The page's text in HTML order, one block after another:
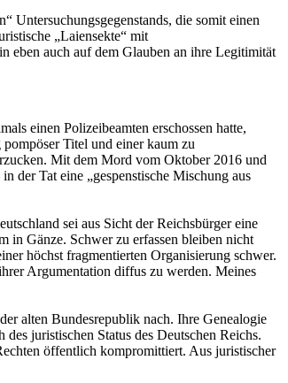
Untersuchungsgegenstands, die somit einen
„Laiensekte“ mit
eben auch auf dem Glauben an ihre Legitimität
einen Polizeibeamten erschossen hatte,
Titel und einer kaum zu
Mit dem Mord vom Oktober 2016 und
der Tat eine „gespenstische Mischung aus
sei aus Sicht der Reichsbürger eine
in Gänze. Schwer zu erfassen bleiben nicht
höchst fragmentierten Organisierung schwer.
Argumentation diffus zu werden. Meines
alten Bundesrepublik nach. Ihre Genealogie
juristischen Status des Deutschen Reichs.
öffentlich kompromittiert. Aus juristischer